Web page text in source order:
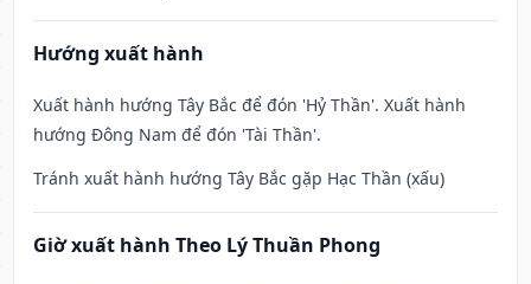
Hướng xuất hành
Xuất hành hướng Tây Bắc để đón 'Hỷ Thần'. Xuất hành
hướng Đông Nam để đón 'Tài Thần'.
Tránh xuất hành hướng Tây Bắc gặp Hạc Thần (xấu)
Giờ xuất hành Theo Lý Thuần Phong